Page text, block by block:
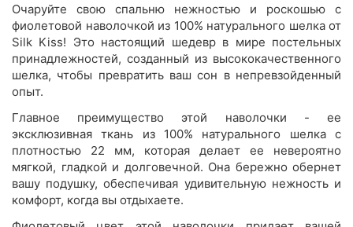
Очаруйте свою спальню нежностью и роскошью с
фиолетовой наволочкой из 100% натурального шелка от
Silk Kiss! Это настоящий шедевр в мире постельных
принадлежностей, созданный из высококачественного
шелка, чтобы превратить ваш сон в непревзойденный
опыт.
Главное преимущество этой наволочки - ее
эксклюзивная ткань из 100% натурального шелка с
плотностью 22 мм, которая делает ее невероятно
мягкой, гладкой и долговечной. Она бережно обернет
вашу подушку, обеспечивая удивительную нежность и
комфорт, когда вы отдыхаете.